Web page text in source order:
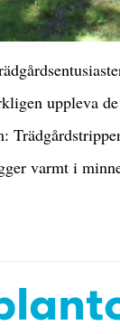
uppleva
varmt i